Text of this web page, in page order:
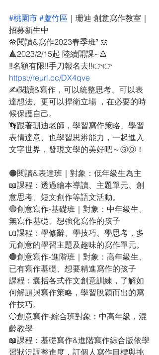
#桃園市 #蘆竹區 ｜珊迪 創意寫作教室｜
招募新生中
🌼閱讀&寫作2023春季班❜ 🌼
🔺2023/2/15起 陸續開課~🔺
‼名額有限‼手刀報名去‼👉👉
https://reurl.cc/DX4qve
✍️閱讀&寫作，可以統整思考、可以表
達想法、更可以捍衛立場 ，在必要的時
候保護自己。
👣跟著珊迪老師，學習寫作策略、學習
表情達意、也學習思辨能力，一起進入
文字世界，發現文學的美好吧～ⒼⓄ！
🟠閱讀&表達班｜對象：低年級生為主
📖課程：透過繪本導讀、主題單元、創
意思考、短文創作等語文活動。
🟢創意寫作-基礎班｜對象：中年級生、
無寫作基礎、想強化寫作的孩子
📖課程：學修辭、學技巧、學思考，多
元創意的學習主題及趣味的寫作單元。
🔴創意寫作-進階班｜對象：高年級生、
已有寫作基礎、想要精進寫作的孩子
課程：囊括各式作文創意訓練，了解如
何解題與寫作策略，學習脫穎而出的寫
作技巧。
🔵創意寫作-綜合班對象：中高年級，混
齡教學
📖課程：基礎寫作&進階寫作綜合版依學
習狀況調整進度，訂個人寫作目標與挑